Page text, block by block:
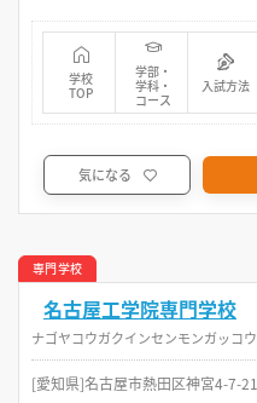
学校
TOP
学部・
学科・
コース
入試方法
気になる
専門学校
名古屋工学院専門学校
ナゴヤコウガクインセンモンガッコウ
[愛知県]名古屋市熱田区神宮4-7-21